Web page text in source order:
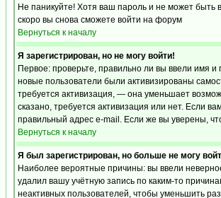
Не паникуйте! Хотя ваш пароль и не может быть
скоро вы снова сможете войти на форум
Вернуться к началу
Я зарегистрирован, но не могу войти!
Первое: проверьте, правильно ли вы ввели имя
новые пользователи были активизированы
требуется активизация, — она уменьшает
сказано, требуется активизация или нет. Если
правильный адрес e-mail. Если же вы уверены,
Вернуться к началу
Я был зарегистрирован, но больше не могу
Наиболее вероятные причины: вы ввели
удалил вашу учётную запись по каким-то
неактивных пользователей, чтобы уменьшить